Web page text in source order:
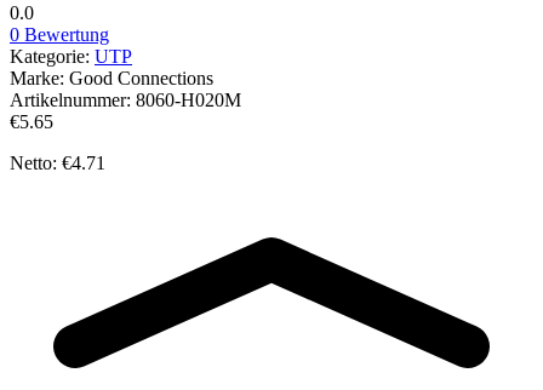
0.0
0 Bewertung
Kategorie: UTP
Marke: Good Connections
Artikelnummer: 8060-H020M
€5.65
Netto: €4.71